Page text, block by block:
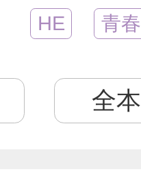
HE 青春
全